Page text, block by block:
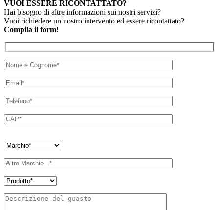
VUOI ESSERE RICONTATTATO?
Hai bisogno di altre informazioni sui nostri servizi?
Vuoi richiedere un nostro intervento ed essere ricontattato?
Compila il form!